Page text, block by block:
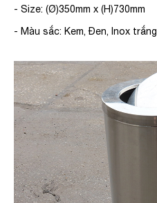
- Size: (Ø)350mm x (H)730mm
- Màu sắc: Kem, Đen, Inox trắng